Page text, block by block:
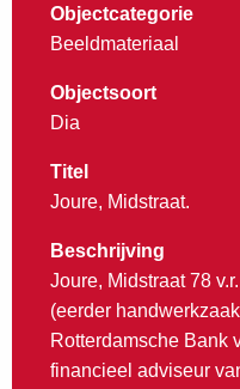
Objectcategorie
Beeldmateriaal
Objectsoort
Dia
Titel
Joure, Midstraat.
Beschrijving
Joure, Midstraat 78
(eerder
Rotterdamsche Bank
financieel adviseur